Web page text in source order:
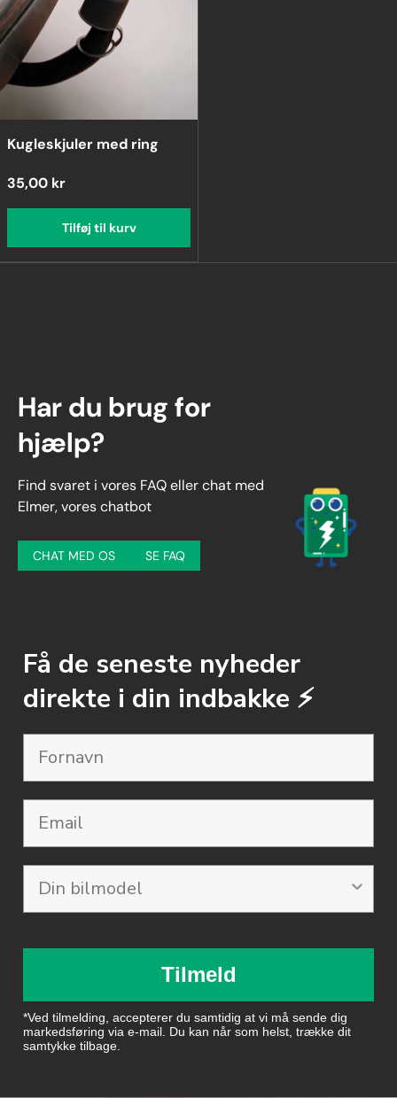
Kugleskjuler med ring
35,00 kr
Tilføj til kurv
Har du brug for
hjælp?
Find svaret i vores FAQ eller chat med
Elmer, vores chatbot
CHAT MED OS SE FAQ
Få de seneste nyheder
direkte i din indbakke ⚡️
Email
Tilmeld
*Ved tilmelding, accepterer du samtidig at vi må sende dig
markedsføring via e-mail. Du kan når som helst, trække dit
samtykke tilbage.